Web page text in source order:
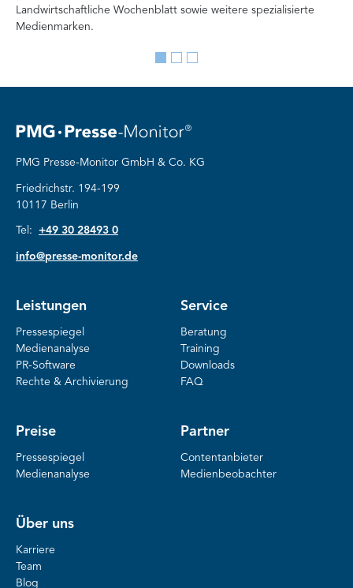
Landwirtschaftliche Wochenblatt sowie weitere spezialisierte
Medienmarken.
Go
slide
Go
slide
Go
slide
PMG Presse-Monitor GmbH & Co. KG
Friedrichstr. 194-199
10117 Berlin
Tel: +49 30 28493 0
info@presse-monitor.de
Leistungen
Pressespiegel
Medienanalyse
PR-Software
Rechte & Archivierung
Service
Beratung
Training
Downloads
FAQ
Preise
Pressespiegel
Medienanalyse
Partner
Contentanbieter
Medienbeobachter
Über uns
Karriere
Team
Blog